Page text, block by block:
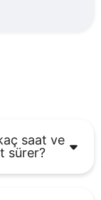
saat ve
sürer?